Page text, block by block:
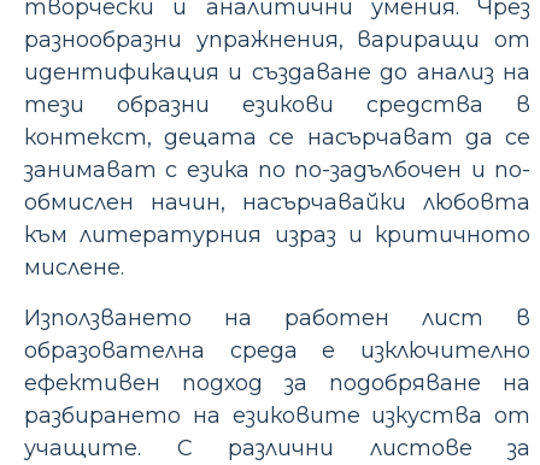
творчески и аналитични умения. Чрез
разнообразни упражнения, вариращи от
идентификация и създаване до анализ на
тези образни езикови средства в
контекст, децата се насърчават да се
занимават с езика по по-задълбочен и по-
обмислен начин, насърчавайки любовта
към литературния израз и критичното
мислене.
Използването на работен лист в
образователна среда е изключително
ефективен подход за подобряване на
разбирането на езиковите изкуства от
учащите. С различни листове за